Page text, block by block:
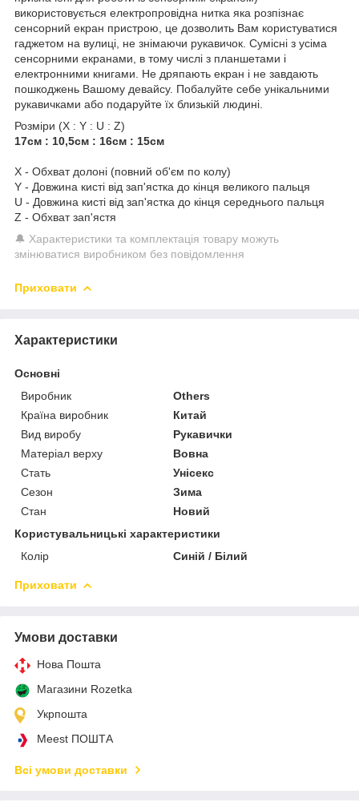
використовується електропровідна нитка яка розпізнає
сенсорний екран пристрою, це дозволить Вам користуватися
гаджетом на вулиці, не знімаючи рукавичок. Сумісні з усіма
сенсорними екранами, в тому числі з планшетами і
електронними книгами. Не дряпають екран і не завдають
пошкоджень Вашому девайсу. Побалуйте себе унікальними
рукавичками або подаруйте їх близькій людині.
Розміри (X : Y : U : Z)
17см : 10,5см : 16см : 15см
X - Обхват долоні (повний об'єм по колу)
Y - Довжина кисті від зап'ястка до кінця великого пальця
U - Довжина кисті від зап'ястка до кінця середнього пальця
Z - Обхват зап'ястя
🔔 Характеристики та комплектація товару можуть
змінюватися виробником без повідомлення
Приховати
Характеристики
Основні
Виробник
Others
Країна виробник
Китай
Вид виробу
Рукавички
Матеріал верху
Вовна
Стать
Унісекс
Сезон
Зима
Стан
Новий
Користувальницькі характеристики
Колір
Синій / Білий
Приховати
Умови доставки
Нова Пошта
Магазини Rozetka
Укрпошта
Meest ПОШТА
Всі умови доставки